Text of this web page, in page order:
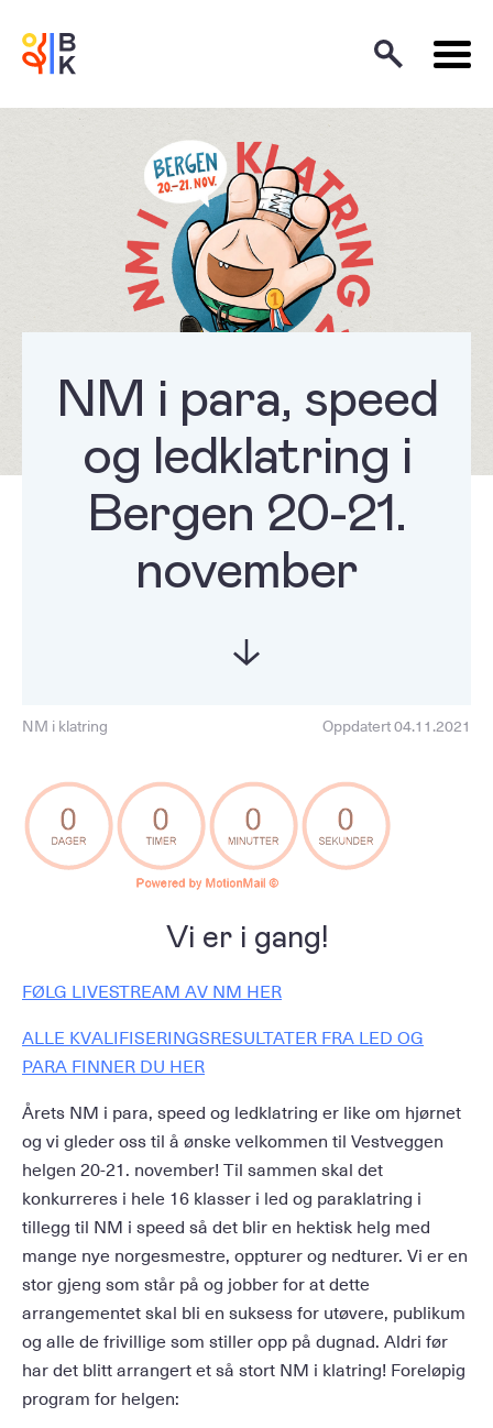
NM i para, speed
og ledklatring i
Bergen 20-21.
november
NM i klatring Oppdatert 04.11.2021
Vi er i gang!
FØLG LIVESTREAM AV NM HER
ALLE KVALIFISERINGSRESULTATER FRA LED OG
PARA FINNER DU HER
Årets NM i para, speed og ledklatring er like om hjørnet
og vi gleder oss til å ønske velkommen til Vestveggen
helgen 20-21. november! Til sammen skal det
konkurreres i hele 16 klasser i led og paraklatring i
tillegg til NM i speed så det blir en hektisk helg med
mange nye norgesmestre, oppturer og nedturer. Vi er en
stor gjeng som står på og jobber for at dette
arrangementet skal bli en suksess for utøvere, publikum
og alle de frivillige som stiller opp på dugnad. Aldri før
har det blitt arrangert et så stort NM i klatring! Foreløpig
program for helgen: